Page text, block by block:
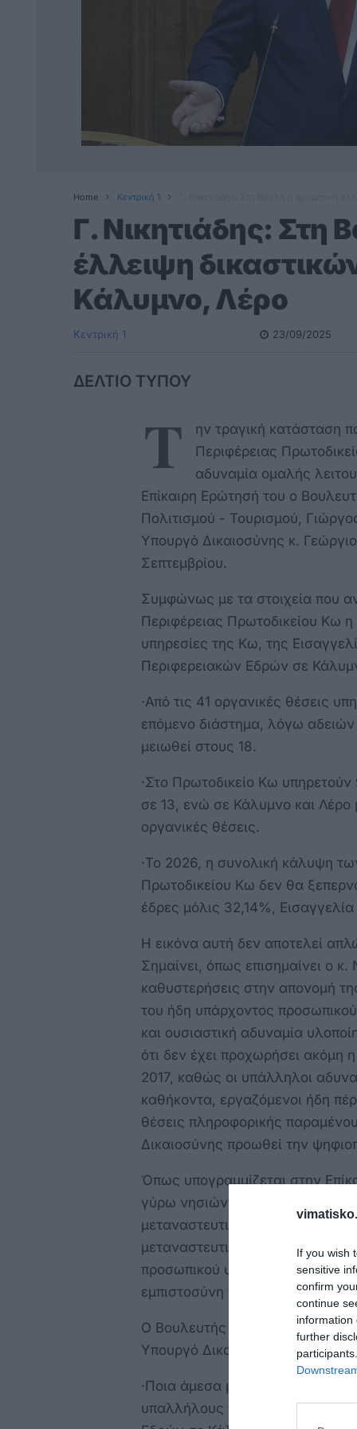
If you wish
sensitive
confirm
continue
information
further
Home Κεντρική 1
Γ. Νικητιάδης: Στη
έλλειψη
Κάλυμνο, Λέρο
Κεντρική 1 23/09/2025
ΔΕΛΤΙΟ ΤΥΠΟΥ
Τ
ην τραγική κατάσταση
Περιφέρειας
αδυναμία ομαλής
Επίκαιρη Ερώτησή του ο
Πολιτισμού - Τουρισμού,
Υπουργό Δικαιοσύνης κ.
Σεπτεμβρίου.
Συμφώνως με τα στοιχεία που
Περιφέρειας Πρωτοδικείου Κω η
υπηρεσίες της Κω, της
Περιφερειακών Εδρών σε
·Από τις 41 οργανικές θέσεις
επόμενο διάστημα, λόγω
μειωθεί στους 18.
·Στο Πρωτοδικείο Κω
σε 13, ενώ σε Κάλυμνο και Λέρο
οργανικές θέσεις.
·Το 2026, η συνολική κάλυψη
Πρωτοδικείου Κω δεν θα
έδρες μόλις 32,14%,
Η εικόνα αυτή δεν αποτελεί
Σημαίνει, όπως επισημαίνει ο
καθυστερήσεις στην απονομή
του ήδη υπάρχοντος
και ουσιαστική αδυναμία
ότι δεν έχει προχωρήσει
2017, καθώς οι υπάλληλοι
καθήκοντα, εργαζόμενοι ήδη
θέσεις πληροφορικής
Δικαιοσύνης προωθεί την
Όπως υπογραμμίζεται στην
γύρω νησιών, λόγω
μεταναστευτικών ροών, αλλά
μεταναστευτικών δομών,
προσωπικού υπονομεύει τη
εμπιστοσύνη των πολιτών στη
Ο Βουλευτής Δωδεκανήσου του
Υπουργό Δικαιοσύνης κ.
·Ποια άμεσα μέτρα προτίθεται
υπαλλήλους του Πρωτοδικείου